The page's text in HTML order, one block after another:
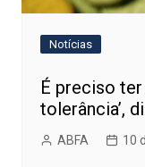
Notícias
É preciso
tolerância’,
ABFA 10